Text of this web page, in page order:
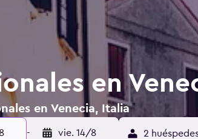
en
en Venecia, Italia
- vie. 14/8 2